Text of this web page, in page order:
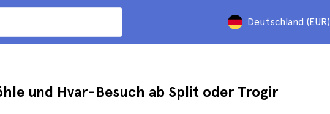
Deutschland (EUR)
und Hvar-Besuch ab Split oder Trogir